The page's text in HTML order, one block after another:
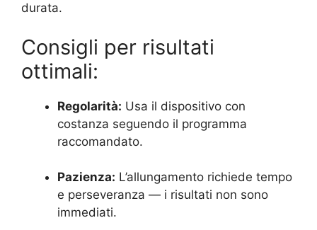
durata.
Consigli per risultati
ottimali:
Regolarità: Usa il dispositivo con
costanza seguendo il programma
raccomandato.
Pazienza: L’allungamento richiede tempo
e perseveranza — i risultati non sono
immediati.